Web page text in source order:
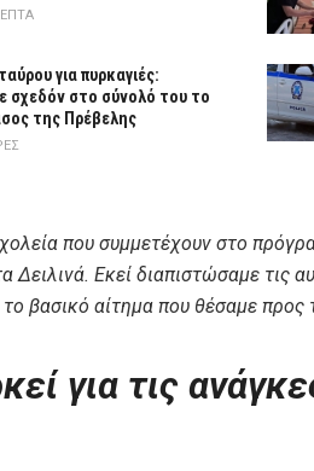
για πυρκαγιές:
σχεδόν στο σύνολό του το
της Πρέβελης
που συμμετέχουν στο
Δειλινά. Εκεί διαπιστώσαμε
βασικό αίτημα που θέσαμε προς
για τις